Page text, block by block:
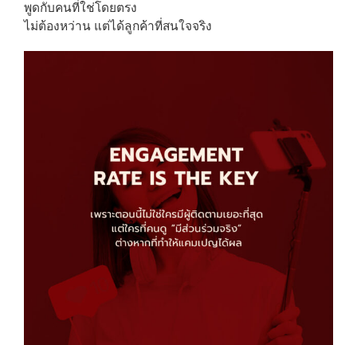
พูดกับคนที่ใช่โดยตรง
ไม่ต้องหว่าน แต่ได้ลูกค้าที่สนใจจริง